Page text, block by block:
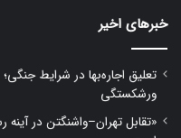
خبرهای اخیر
تعلیق اجاره‌بها در شرایط
ورشکستگی
«تقابل تهران–واشنگتن در